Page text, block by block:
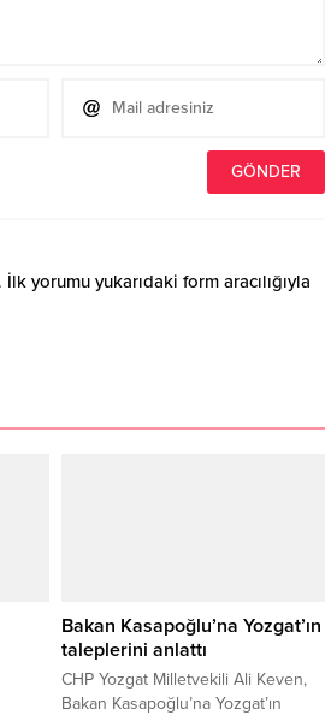
yorumu yukarıdaki form aracılığıyla
Bakan Kasapoğlu’na Yozgat’ın
taleplerini anlattı
CHP Yozgat Milletvekili Ali Keven,
Bakan Kasapoğlu’na Yozgat’ın